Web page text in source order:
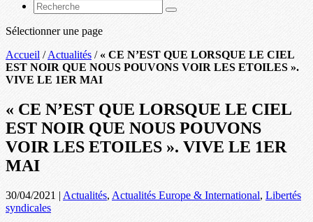
Sélectionner une page
Accueil /Actualités /« CE N’EST QUE LORSQUE LE CIEL
EST NOIR QUE NOUS POUVONS VOIR LES ETOILES ».
VIVE LE 1ER MAI
« CE N’EST QUE LORSQUE LE CIEL
EST NOIR QUE NOUS POUVONS
VOIR LES ETOILES ». VIVE LE 1ER
MAI
30/04/2021 | Actualités, Actualités Europe & International, Libertés
syndicales